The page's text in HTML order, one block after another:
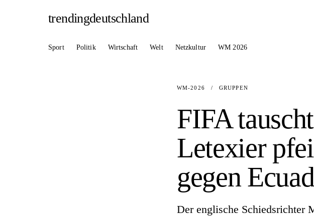
trendingdeutschland
Sport Politik Wirtschaft Welt Netzkultur WM 2026
WM-2026 / GRUPPEN
FIFA
Letexier
gegen
Der englische Schiedsrichter